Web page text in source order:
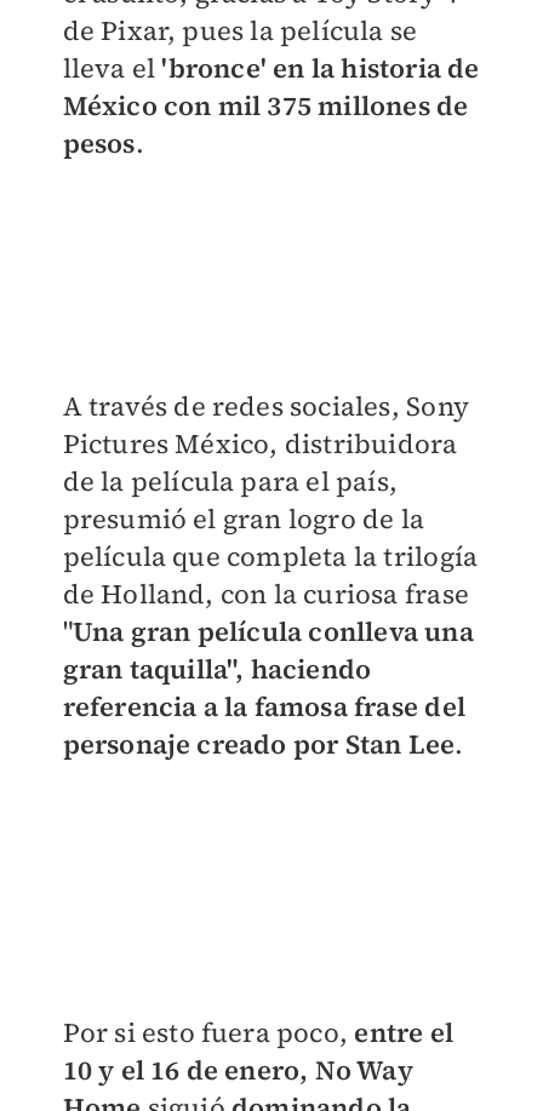
de Pixar, pues la película se
lleva el'bronce' en la historia de
México con mil 375 millones de
pesos.
A través de redes sociales, Sony
Pictures México, distribuidora
de la película para el país,
presumió el gran logro de la
película que completa la trilogía
de Holland, con la curiosa frase
"Una gran película conlleva una
gran taquilla", haciendo
referencia a la famosa frase del
personaje creado por Stan Lee.
Por si esto fuera poco, entre el
10 y el 16 de enero, No Way